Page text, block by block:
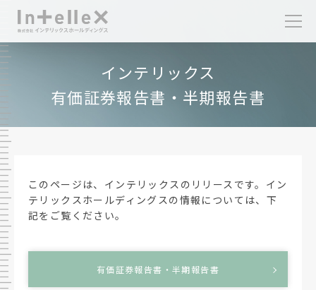
インテリックス
有価証券報告書・半期報告書
このページは、インテリックスのリリースです。イン
テリックスホールディングスの情報については、下
記をご覧ください。
有価証券報告書・半期報告書